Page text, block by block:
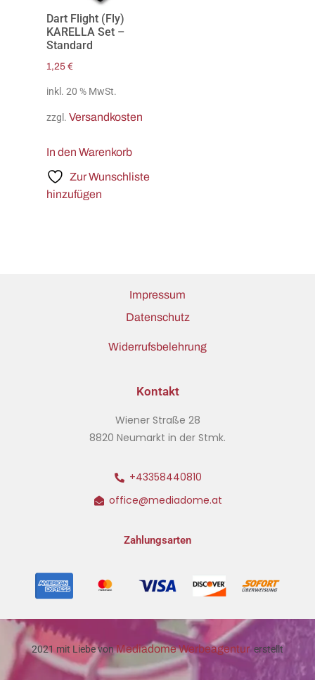
Dart Flight (Fly)
KARELLA Set –
Standard
1,25 €
inkl. 20 % MwSt.
zzgl. Versandkosten
In den Warenkorb
Zur Wunschliste
hinzufügen
Impressum
Datenschutz
Widerrufsbelehrung
Kontakt
Wiener Straße 28
8820 Neumarkt in der Stmk.
+43358440810
office@mediadome.at
Zahlungsarten
2021 mit Liebe vonMediadome Werbeagentur erstellt